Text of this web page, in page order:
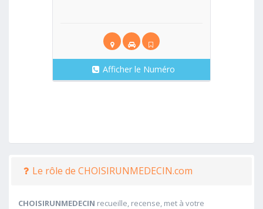
Afficher le Numéro
Le rôle de CHOISIRUNMEDECIN.com
CHOISIRUNMEDECIN recueille, recense, met à votre